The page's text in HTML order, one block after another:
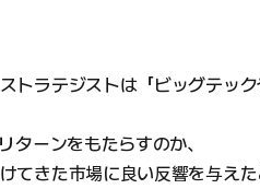
トラテジストは「ビッグテッ
ターンをもたらすのか、
てきた市場に良い反響を与えた